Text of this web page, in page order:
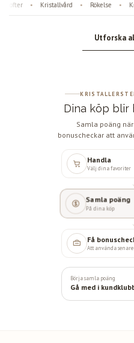
Dofter Kristallvård Rökelse
Utforska
Dina köp blir
Samla poäng
bonuscheckar att
Handla
Välj dina favoriter
Samla poäng
På dina köp
Få
Att använda senare
Börja samla poäng
Gå med i